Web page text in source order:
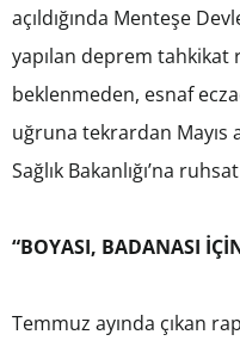
açıldığında Menteşe
yapılan deprem tahkikat
beklenmeden, esnaf
uğruna tekrardan Mayıs
Sağlık Bakanlığı’na
“BOYASI, BADANASI
Temmuz ayında çıkan